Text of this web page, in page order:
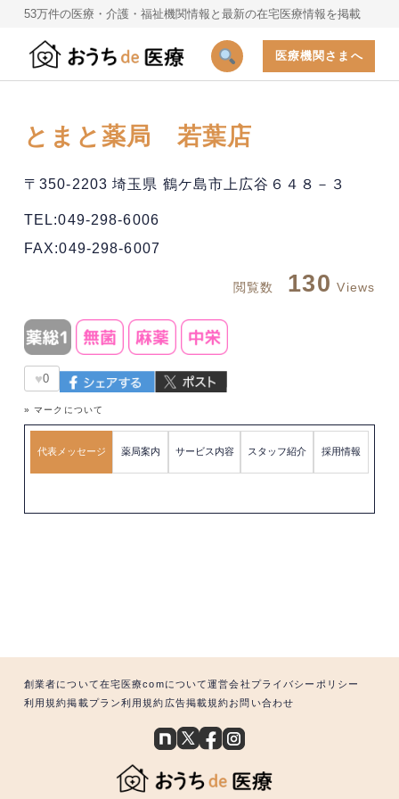
53万件の医療・介護・福祉機関情報と最新の在宅医療情報を掲載
医療機関さまへ
とまと薬局 若葉店
〒350-2203 埼玉県 鶴ケ島市上広谷６４８－３
TEL:049-298-6006
FAX:049-298-6007
閲覧数 130 Views
♥0
» マークについて
代表メッセージ 薬局案内 サービス内容 スタッフ紹介 採用情報
創業者について在宅医療comについて運営会社 プライバシーポリシー
利用規約掲載プラン利用規約 広告掲載規約お問い合わせ